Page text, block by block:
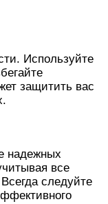
Используйте
защитить вас
надежных
все
следуйте